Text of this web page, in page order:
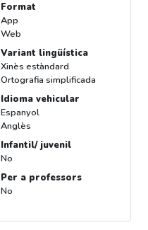
Format
App
Web
Variant lingüística
Xinès estàndard
Ortografia simplificada
Idioma vehicular
Espanyol
Anglès
Infantil/ juvenil
No
Per a professors
No